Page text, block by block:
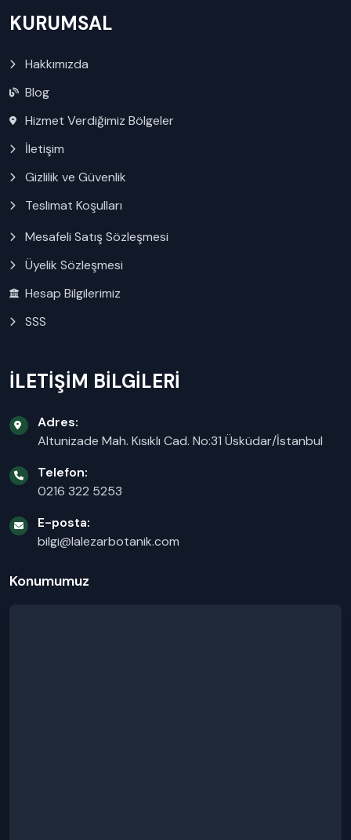
KURUMSAL
Hakkımızda
Blog
Hizmet Verdiğimiz Bölgeler
İletişim
Gizlilik ve Güvenlik
Teslimat Koşulları
Mesafeli Satış Sözleşmesi
Üyelik Sözleşmesi
Hesap Bilgilerimiz
SSS
İLETİŞİM BİLGİLERİ
Adres:
Altunizade Mah. Kısıklı Cad. No:31 Üsküdar/İstanbul
Telefon:
0216 322 5253
E-posta:
bilgi@lalezarbotanik.com
Konumumuz